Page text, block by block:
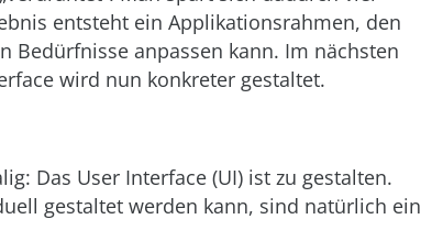
entsteht ein Applikationsrahmen, den
Bedürfnisse anpassen kann. Im nächsten
wird nun konkreter gestaltet.
Das User Interface (UI) ist zu gestalten.
gestaltet werden kann, sind natürlich ein